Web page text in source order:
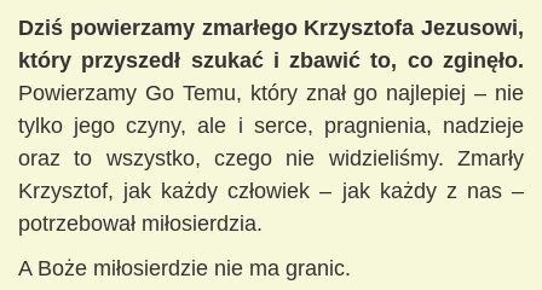
Dziś powierzamy zmarłego Krzysztofa Jezusowi,
który przyszedł szukać i zbawić to, co zginęło.
Powierzamy Go Temu, który znał go najlepiej – nie
tylko jego czyny, ale i serce, pragnienia, nadzieje
oraz to wszystko, czego nie widzieliśmy. Zmarły
Krzysztof, jak każdy człowiek – jak każdy z nas –
potrzebował miłosierdzia.
A Boże miłosierdzie nie ma granic.